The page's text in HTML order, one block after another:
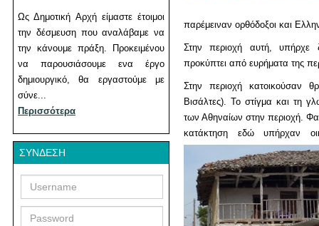
Ως Δημοτική Αρχή είμαστε έτοιμοι
την δέσμευση που αναλάβαμε να
την κάνουμε πράξη. Προκειμένου
να παρουσιάσουμε ενα έργο
δημιουργικό, θα εργαστούμε με
σύνε...
Περισσότερα
ΣΎΝΔΕΣΗ
Username
Password
παρέμειναν ορθόδοξοι και
Στην περιοχή αυτή, υπήρχε
προκύπτει από ευρήματα της
Στην περιοχή κατοικούσαν
Βισάλτες). Το στίγμα και τη
των Αθηναίων στην περιοχή.
κατάκτηση εδώ υπήρχαν